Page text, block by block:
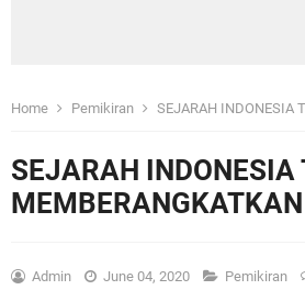
Home Pemikiran SEJARAH INDONESIA
SEJARAH INDONESIA
Admin June 04, 2020 Pemikiran